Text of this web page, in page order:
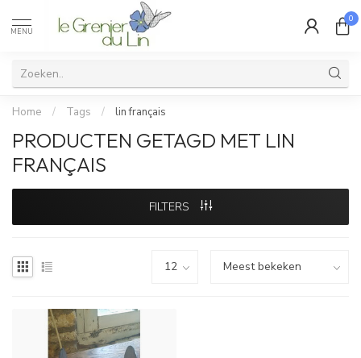
MENU
0
Home / Tags / lin français
PRODUCTEN GETAGD MET LIN
FRANÇAIS
FILTERS